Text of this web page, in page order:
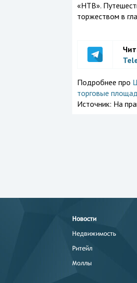
«НТВ».
торжеством в
Подробнее про
торговые
Источник: На
Новости
Недвижимость
Ритейл
Моллы